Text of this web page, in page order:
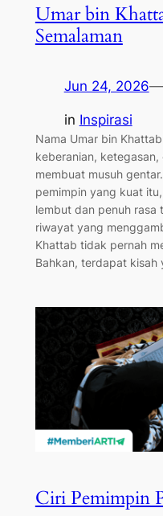
Umar bin
Semalaman
Jun 24, 2026—
in Inspirasi
Nama Umar bin
keberanian,
membuat musuh
pemimpin yang kuat
lembut dan penuh rasa
riwayat yang
Khattab tidak pernah
Bahkan, terdapat
Ciri Pemimpin